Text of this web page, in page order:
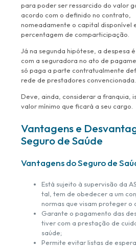
para poder ser ressarcido do valor
acordo com o definido no contrato,
nomeadamente o capital disponível
percentagem de comparticipação.
Já na segunda hipótese, a despesa
com a seguradora no ato de
só paga a parte contratualmente
rede de prestadores convencionada.
Deve, ainda, considerar a franquia,
valor mínimo que ficará a seu cargo.
Vantagens e
Seguro de Saúde
Vantagens do Seguro de
Está sujeito à supervisão da
tal, tem de obedecer a um
normas que visam proteger o
Garante o pagamento das
tiver com a prestação de
saúde;
Permite evitar listas de